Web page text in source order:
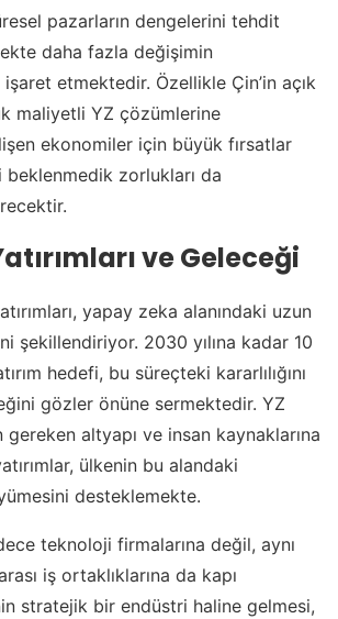
pazarların dengelerini tehdit
daha fazla değişimin
etmektedir. Özellikle Çin’in açık
maliyetli YZ çözümlerine
ekonomiler için büyük fırsatlar
zorlukları da
ve Geleceği
yapay zeka alanındaki uzun
şekillendiriyor. 2030 yılına kadar 10
hedefi, bu süreçteki kararlılığını
gözler önüne sermektedir. YZ
altyapı ve insan kaynaklarına
ülkenin bu alandaki
desteklemekte.
teknoloji firmalarına değil, aynı
iş ortaklıklarına da kapı
stratejik bir endüstri haline gelmesi,